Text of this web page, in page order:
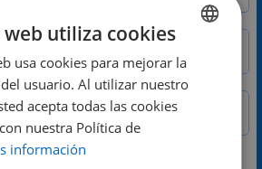
especiales y noticias.
ENGLISH
DUTCH
GERMAN
web utiliza cookies
usa cookies para mejorar la
usuario. Al utilizar nuestro
acepta todas las cookies
nuestra Política de
información